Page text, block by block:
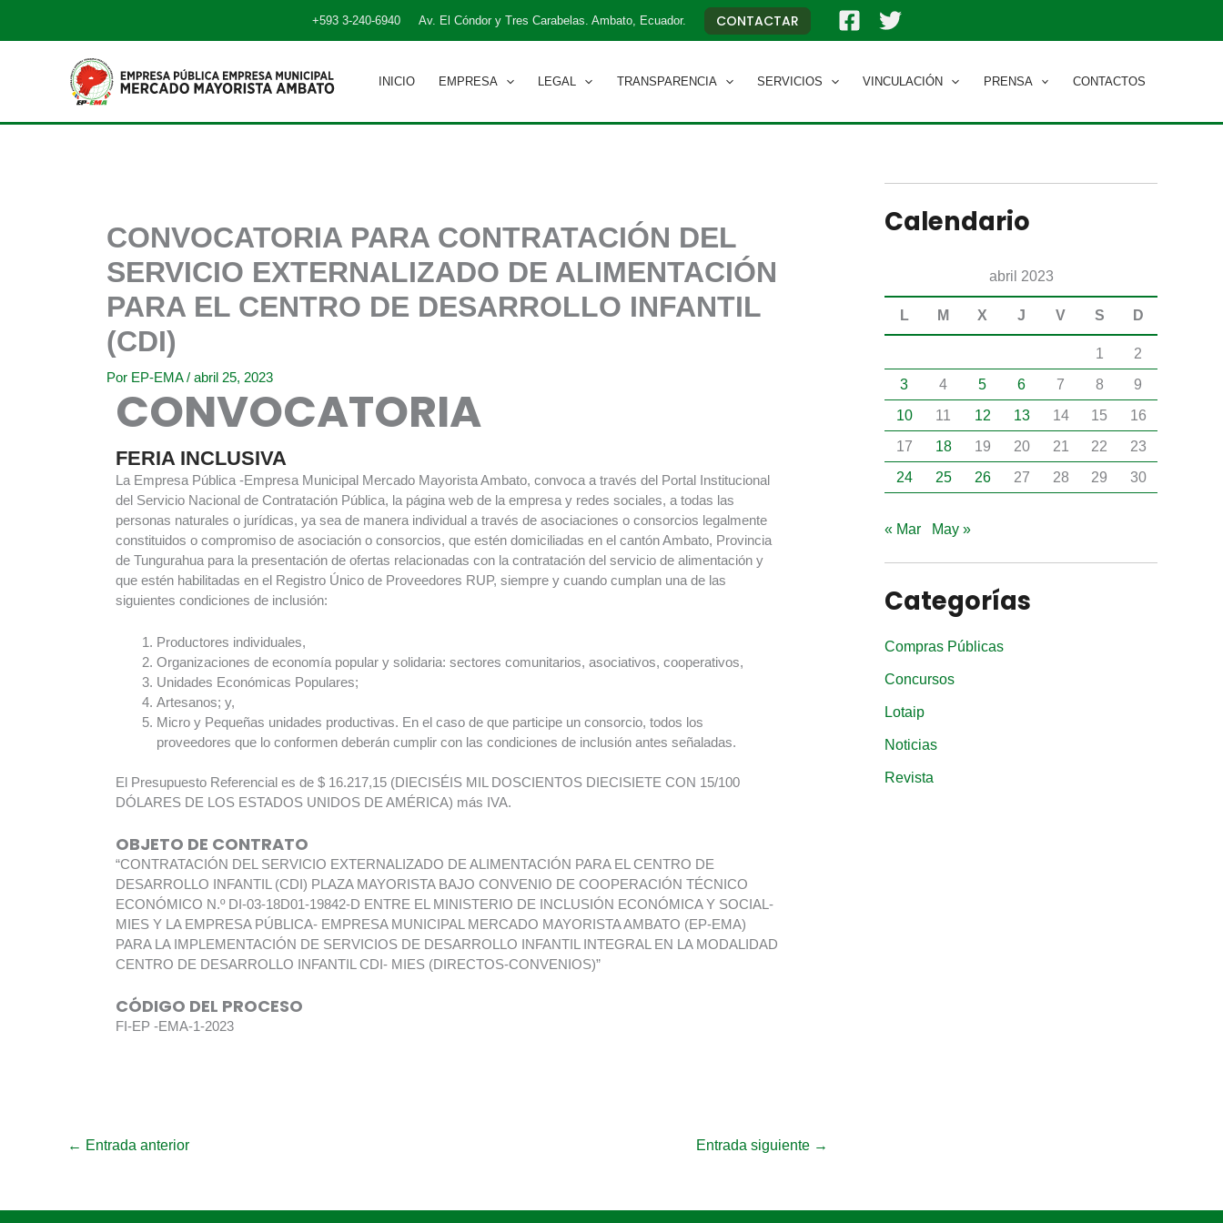
+593 3-240-6940 Av. El Cóndor y Tres Carabelas. Ambato, Ecuador. CONTACTAR
INICIO EMPRESA LEGAL TRANSPARENCIA SERVICIOS VINCULACIÓN PRENSA CONTACTOS
CONVOCATORIA PARA CONTRATACIÓN DEL
SERVICIO EXTERNALIZADO DE ALIMENTACIÓN
PARA EL CENTRO DE DESARROLLO INFANTIL
(CDI)
Por EP-EMA/ abril 25, 2023
CONVOCATORIA
FERIA INCLUSIVA
La Empresa Pública -Empresa Municipal Mercado Mayorista Ambato, convoca a través del Portal Institucional
del Servicio Nacional de Contratación Pública, la página web de la empresa y redes sociales, a todas las
personas naturales o jurídicas, ya sea de manera individual a través de asociaciones o consorcios legalmente
constituidos o compromiso de asociación o consorcios, que estén domiciliadas en el cantón Ambato, Provincia
de Tungurahua para la presentación de ofertas relacionadas con la contratación del servicio de alimentación y
que estén habilitadas en el Registro Único de Proveedores RUP, siempre y cuando cumplan una de las
siguientes condiciones de inclusión:
Productores individuales,
Organizaciones de economía popular y solidaria: sectores comunitarios, asociativos, cooperativos,
Unidades Económicas Populares;
Artesanos; y,
Micro y Pequeñas unidades productivas. En el caso de que participe un consorcio, todos los
proveedores que lo conformen deberán cumplir con las condiciones de inclusión antes señaladas.
El Presupuesto Referencial es de $ 16.217,15 (DIECISÉIS MIL DOSCIENTOS DIECISIETE CON 15/100
DÓLARES DE LOS ESTADOS UNIDOS DE AMÉRICA) más IVA.
OBJETO DE CONTRATO
“CONTRATACIÓN DEL SERVICIO EXTERNALIZADO DE ALIMENTACIÓN PARA EL CENTRO DE
DESARROLLO INFANTIL (CDI) PLAZA MAYORISTA BAJO CONVENIO DE COOPERACIÓN TÉCNICO
ECONÓMICO N.º DI-03-18D01-19842-D ENTRE EL MINISTERIO DE INCLUSIÓN ECONÓMICA Y SOCIAL-
MIES Y LA EMPRESA PÚBLICA- EMPRESA MUNICIPAL MERCADO MAYORISTA AMBATO (EP-EMA)
PARA LA IMPLEMENTACIÓN DE SERVICIOS DE DESARROLLO INFANTIL INTEGRAL EN LA MODALIDAD
CENTRO DE DESARROLLO INFANTIL CDI- MIES (DIRECTOS-CONVENIOS)”
CÓDIGO DEL PROCESO
FI-EP -EMA-1-2023
← Entrada anterior Entrada siguiente →
Calendario
abril 2023
L M X J V S D
1
2
3
4 5 6 7 8
9
10
11 12 13 14 15
16
17
18 19 20 21 22
23
24
25 26 27 28 29 30
« Mar May »
Categorías
Compras Públicas
Concursos
Lotaip
Noticias
Revista